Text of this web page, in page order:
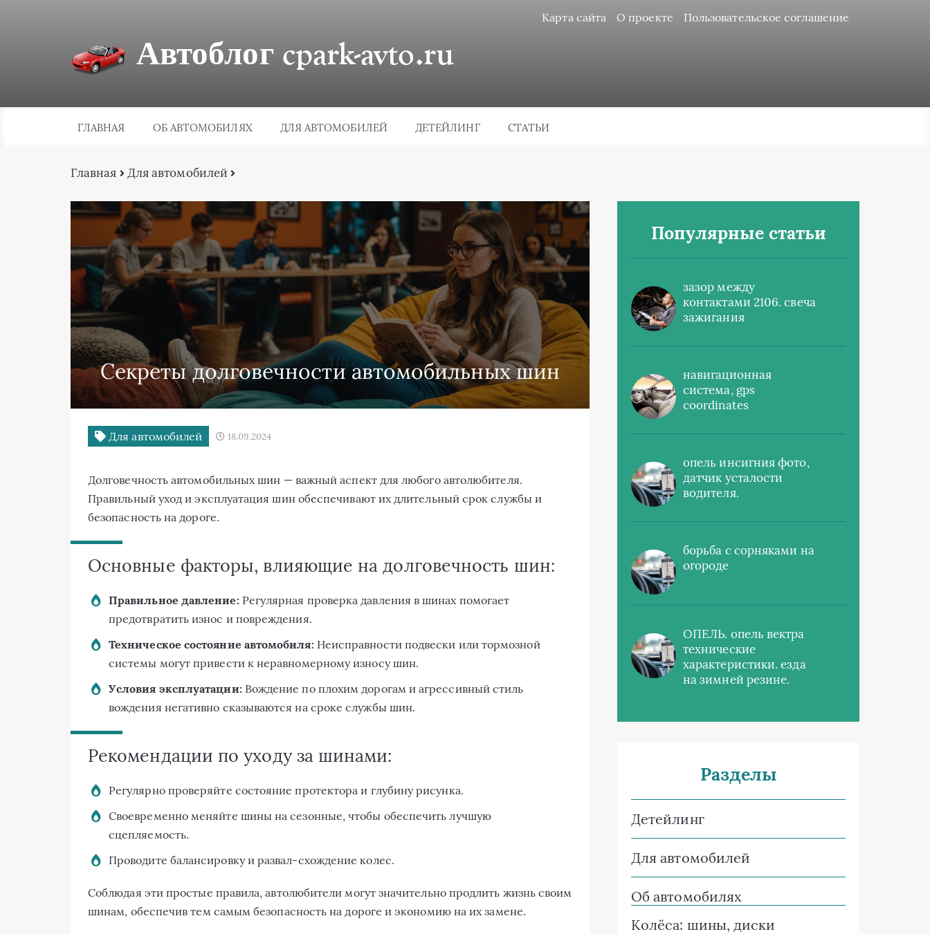
Карта сайта О проекте Пользовательское соглашение
Автоблог cpark-avto.ru
ГЛАВНАЯ ОБ АВТОМОБИЛЯХ ДЛЯ АВТОМОБИЛЕЙ ДЕТЕЙЛИНГ СТАТЬИ
Главная Для автомобилей
Секреты долговечности автомобильных шин
Для автомобилей 18.09.2024
Долговечность автомобильных шин — важный аспект для любого автолюбителя.
Правильный уход и эксплуатация шин обеспечивают их длительный срок службы и
безопасность на дороге.
Основные факторы, влияющие на долговечность шин:
Правильное давление: Регулярная проверка давления в шинах помогает
предотвратить износ и повреждения.
Техническое состояние автомобиля: Неисправности подвески или тормозной
системы могут привести к неравномерному износу шин.
Условия эксплуатации: Вождение по плохим дорогам и агрессивный стиль
вождения негативно сказываются на сроке службы шин.
Рекомендации по уходу за шинами:
Регулярно проверяйте состояние протектора и глубину рисунка.
Своевременно меняйте шины на сезонные, чтобы обеспечить лучшую
сцепляемость.
Проводите балансировку и развал-схождение колес.
Соблюдая эти простые правила, автолюбители могут значительно продлить жизнь своим
шинам, обеспечив тем самым безопасность на дороге и экономию на их замене.
Популярные статьи
зазор между
контактами 2106. свеча
зажигания
навигационная
система, gps
coordinates
опель инсигния фото,
датчик усталости
водителя.
борьба с сорняками на
огороде
ОПЕЛЬ. опель вектра
технические
характеристики. езда
на зимней резине.
Разделы
Детейлинг
Для автомобилей
Об автомобилях
Колёса: шины, диски